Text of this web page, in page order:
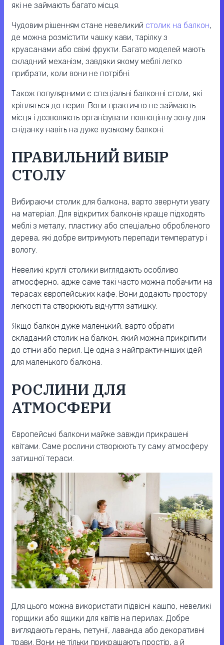
які не займають багато місця.
Чудовим рішенням стане невеликий столик на балкон,
де можна розмістити чашку кави, тарілку з
круасанами або свіжі фрукти. Багато моделей мають
складний механізм, завдяки якому меблі легко
прибрати, коли вони не потрібні.
Також популярними є спеціальні балконні столи, які
кріпляться до перил. Вони практично не займають
місця і дозволяють організувати повноцінну зону для
сніданку навіть на дуже вузькому балконі.
ПРАВИЛЬНИЙ ВИБІР
СТОЛУ
Вибираючи столик для балкона, варто звернути увагу
на матеріал. Для відкритих балконів краще підходять
меблі з металу, пластику або спеціально обробленого
дерева, які добре витримують перепади температур і
вологу.
Невеликі круглі столики виглядають особливо
атмосферно, адже саме такі часто можна побачити на
терасах європейських кафе. Вони додають простору
легкості та створюють відчуття затишку.
Якщо балкон дуже маленький, варто обрати
складаний столик на балкон, який можна прикріпити
до стіни або перил. Це одна з найпрактичніших ідей
для маленького балкона.
РОСЛИНИ ДЛЯ
АТМОСФЕРИ
Європейські балкони майже завжди прикрашені
квітами. Саме рослини створюють ту саму атмосферу
затишної тераси.
Для цього можна використати підвісні кашпо, невеликі
горщики або ящики для квітів на перилах. Добре
виглядають герань, петунії, лаванда або декоративні
трави. Вони не тільки прикрашають простір, а й